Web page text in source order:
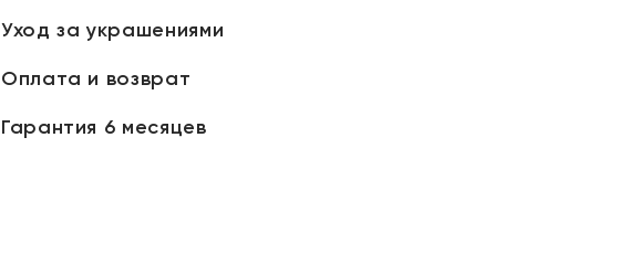
Уход за украшениями
Оплата и возврат
Гарантия 6 месяцев